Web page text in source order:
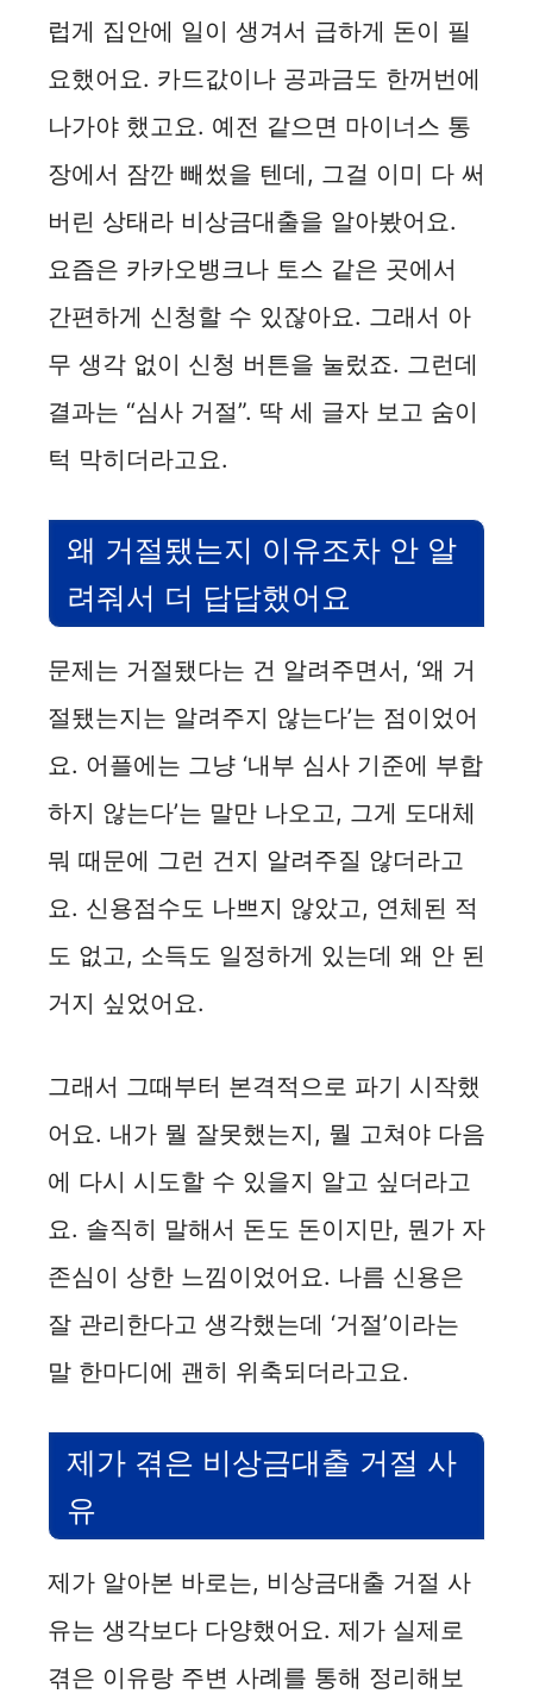
럽게 집안에 일이 생겨서 급하게 돈이 필
요했어요. 카드값이나 공과금도 한꺼번에
나가야 했고요. 예전 같으면 마이너스 통
장에서 잠깐 빼썼을 텐데, 그걸 이미 다 써
버린 상태라 비상금대출을 알아봤어요.
요즘은 카카오뱅크나 토스 같은 곳에서
간편하게 신청할 수 있잖아요. 그래서 아
무 생각 없이 신청 버튼을 눌렀죠. 그런데
결과는 “심사 거절”. 딱 세 글자 보고 숨이
턱 막히더라고요.
왜 거절됐는지 이유조차 안 알
려줘서 더 답답했어요
문제는 거절됐다는 건 알려주면서, ‘왜 거
절됐는지는 알려주지 않는다’는 점이었어
요. 어플에는 그냥 ‘내부 심사 기준에 부합
하지 않는다’는 말만 나오고, 그게 도대체
뭐 때문에 그런 건지 알려주질 않더라고
요. 신용점수도 나쁘지 않았고, 연체된 적
도 없고, 소득도 일정하게 있는데 왜 안 된
거지 싶었어요.
그래서 그때부터 본격적으로 파기 시작했
어요. 내가 뭘 잘못했는지, 뭘 고쳐야 다음
에 다시 시도할 수 있을지 알고 싶더라고
요. 솔직히 말해서 돈도 돈이지만, 뭔가 자
존심이 상한 느낌이었어요. 나름 신용은
잘 관리한다고 생각했는데 ‘거절’이라는
말 한마디에 괜히 위축되더라고요.
제가 겪은 비상금대출 거절 사
유
제가 알아본 바로는, 비상금대출 거절 사
유는 생각보다 다양했어요. 제가 실제로
겪은 이유랑 주변 사례를 통해 정리해보